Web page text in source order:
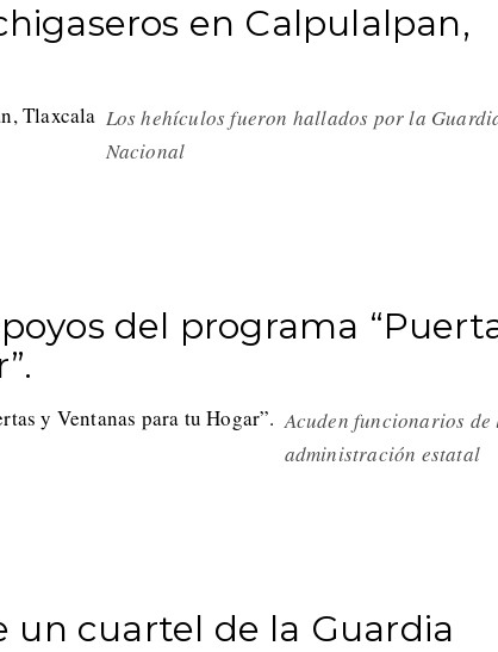
en Calpulalpan,
Los hehículos fueron hallados por la
Nacional
del programa
Acuden funcionarios de
administración estatal
un cuartel de la Guardia